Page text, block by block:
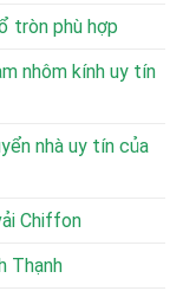
tròn phù hợp
nhôm kính uy tín
nhà uy tín của
Chiffon
Thạnh